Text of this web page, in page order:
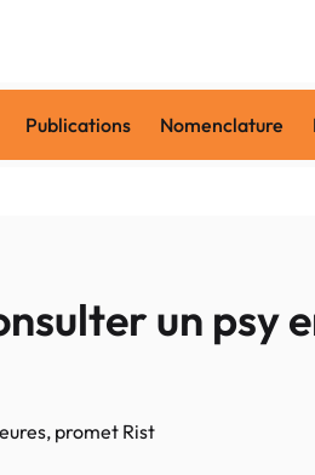
Publications Nomenclature
un psy
promet Rist